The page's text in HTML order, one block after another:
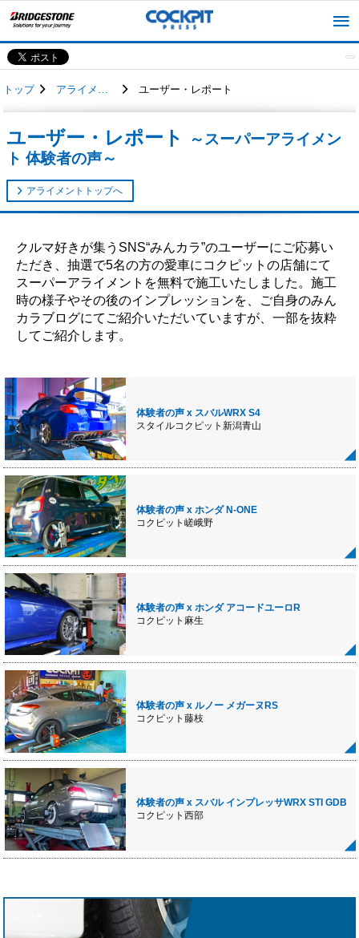
トップ アライメント ユーザー・レポート
ユーザー・レポート
～スーパーアライメン
ト 体験者の声～
アライメントトップへ
クルマ好きが集うSNS“みんカラ”のユーザーにご応募い
ただき、抽選で5名の方の愛車にコクピットの店舗にて
スーパーアライメントを無料で施工いたしました。施工
時の様子やその後のインプレッションを、ご自身のみん
カラブログにてご紹介いただいていますが、一部を抜粋
してご紹介します。
体験者の声 x スバルWRX S4
スタイルコクピット新潟青山
体験者の声 x ホンダ N-ONE
コクピット嵯峨野
体験者の声 x ホンダ アコードユーロR
コクピット麻生
体験者の声 x ルノー メガーヌRS
コクピット藤枝
体験者の声 x スバル インプレッサWRX STI GDB
コクピット西部